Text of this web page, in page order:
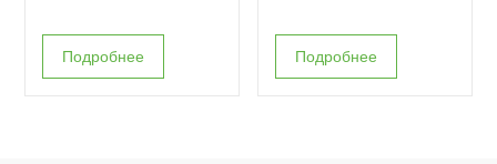
Подробнее Подробнее